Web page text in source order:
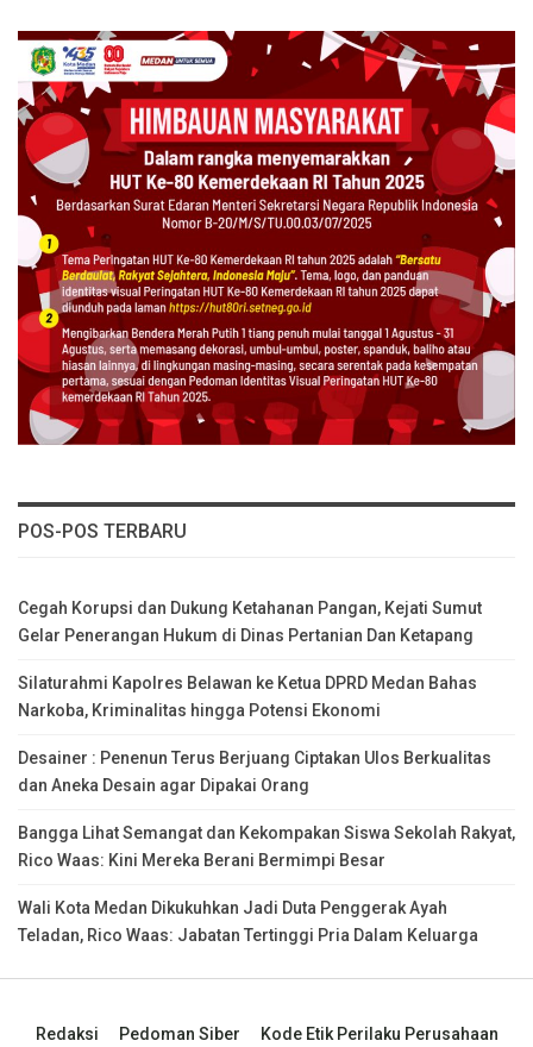
POS-POS TERBARU
Cegah Korupsi dan Dukung Ketahanan Pangan, Kejati Sumut
Gelar Penerangan Hukum di Dinas Pertanian Dan Ketapang
Silaturahmi Kapolres Belawan ke Ketua DPRD Medan Bahas
Narkoba, Kriminalitas hingga Potensi Ekonomi
Desainer : Penenun Terus Berjuang Ciptakan Ulos Berkualitas
dan Aneka Desain agar Dipakai Orang
Bangga Lihat Semangat dan Kekompakan Siswa Sekolah Rakyat,
Rico Waas: Kini Mereka Berani Bermimpi Besar
Wali Kota Medan Dikukuhkan Jadi Duta Penggerak Ayah
Teladan, Rico Waas: Jabatan Tertinggi Pria Dalam Keluarga
Redaksi Pedoman Siber Kode Etik Perilaku Perusahaan